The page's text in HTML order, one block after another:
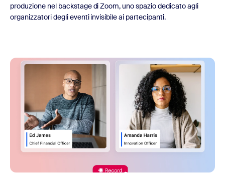
produzione nel backstage di Zoom, uno spazio dedicato agli
organizzatori degli eventi invisibile ai partecipanti.